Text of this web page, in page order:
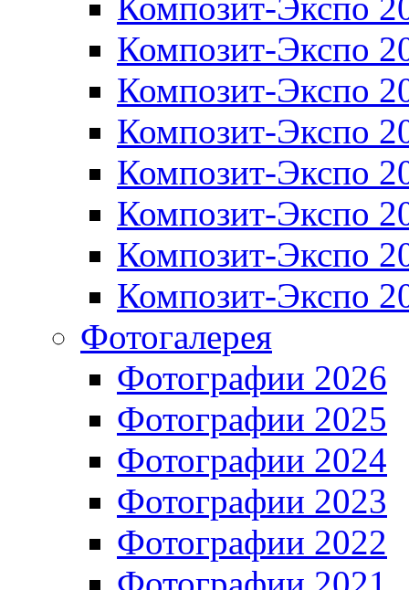
Композит-Экспо
Композит-Экспо
Композит-Экспо
Композит-Экспо
Композит-Экспо
Композит-Экспо
Композит-Экспо
Композит-Экспо
Фотогалерея
Фотографии 2026
Фотографии 2025
Фотографии 2024
Фотографии 2023
Фотографии 2022